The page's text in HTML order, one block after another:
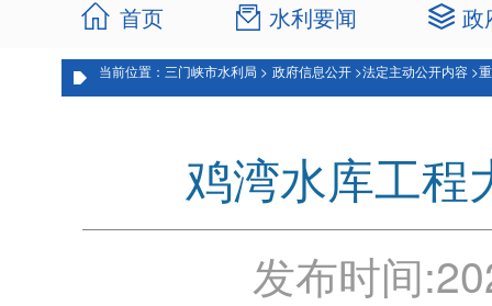
首页 水利要闻 政
当前位置：三门峡市水利局 > 政府信息公开 >法定主动公开内容 >
鸡湾水库工程
发布时间: